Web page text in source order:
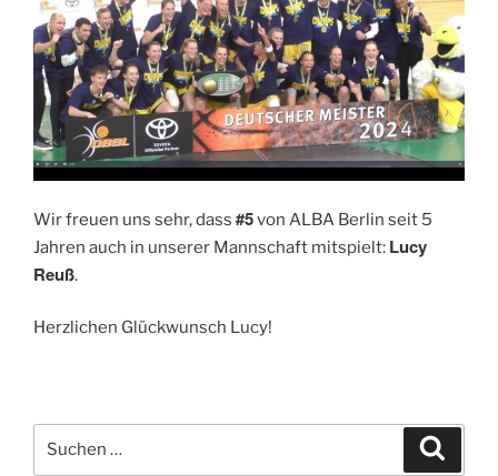
Wir freuen uns sehr, dass #5von ALBA Berlin seit 5
Jahren auch in unserer Mannschaft mitspielt: Lucy
Reuß.
Herzlichen Glückwunsch Lucy!
Suchen
nach: